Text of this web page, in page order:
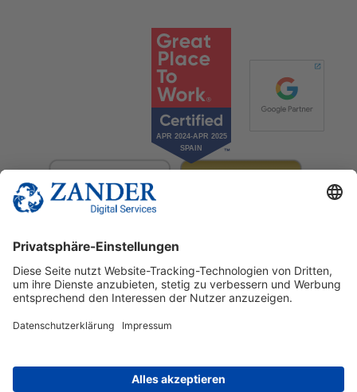
© 2025 Zander Digital Services Deutschland GmbH